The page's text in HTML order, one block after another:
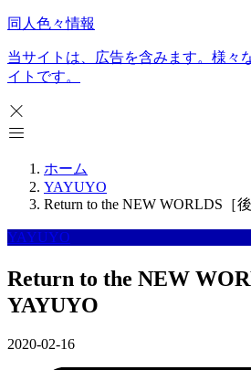
同人色々情報
当サイトは、広告を含みます。様々
イトです。
ホーム
YAYUYO
Return to the NEW WORLDS［
YAYUYO
Return to the NEW
YAYUYO
2020-02-16